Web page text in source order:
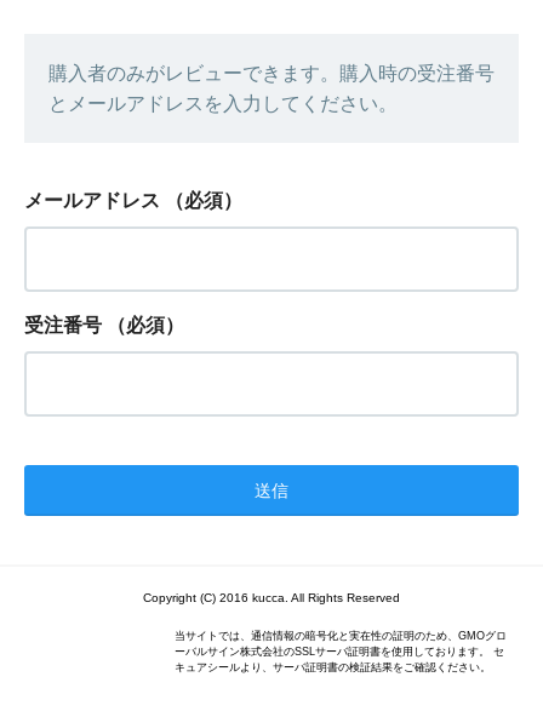
購入者のみがレビューできます。購入時の受注番号
とメールアドレスを入力してください。
メールアドレス （必須）
受注番号 （必須）
Copyright (C) 2016 kucca. All Rights Reserved
当サイトでは、通信情報の暗号化と実在性の証明のため、GMOグロ
ーバルサイン株式会社のSSLサーバ証明書を使用しております。 セ
キュアシールより、サーバ証明書の検証結果をご確認ください。